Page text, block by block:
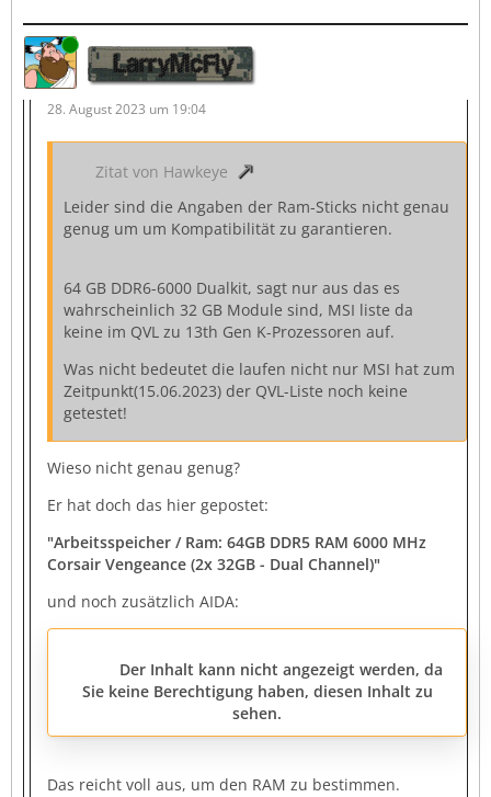
Online
LarryMcFly
28. August 2023 um 19:04
Zitat von Hawkeye
Leider sind die Angaben der Ram-Sticks nicht genau
genug um um Kompatibilität zu garantieren.
64 GB DDR6-6000 Dualkit, sagt nur aus das es
wahrscheinlich 32 GB Module sind, MSI liste da
keine im QVL zu 13th Gen K-Prozessoren auf.
Was nicht bedeutet die laufen nicht nur MSI hat zum
Zeitpunkt(15.06.2023) der QVL-Liste noch keine
getestet!
Wieso nicht genau genug?
Er hat doch das hier gepostet:
"Arbeitsspeicher / Ram: 64GB DDR5 RAM 6000 MHz
Corsair Vengeance (2x 32GB - Dual Channel)"
und noch zusätzlich AIDA:
Der Inhalt kann nicht angezeigt werden, da
Sie keine Berechtigung haben, diesen Inhalt zu
sehen.
Das reicht voll aus, um den RAM zu bestimmen.